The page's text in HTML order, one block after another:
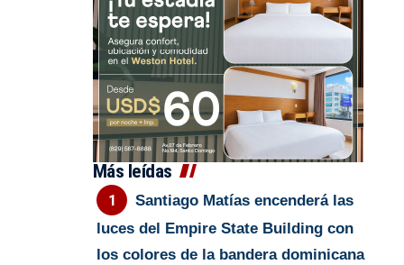
Más leídas
Santiago Matías encenderá las
luces del Empire State Building con
los colores de la bandera dominicana